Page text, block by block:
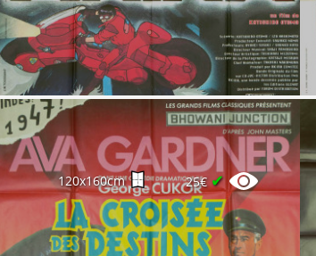
120x160cm 25€ ✔